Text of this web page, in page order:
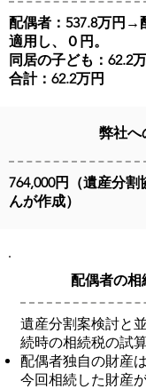
配偶者：537.8万円→
適用し、０円。
同居の子ども：62.2
合計：62.2万円
弊社へ
764,000円（遺産分
んが作成）
配偶者の相
遺産分割案検討と
続時の相続税の試
配偶者独自の財産
今回相続した財産